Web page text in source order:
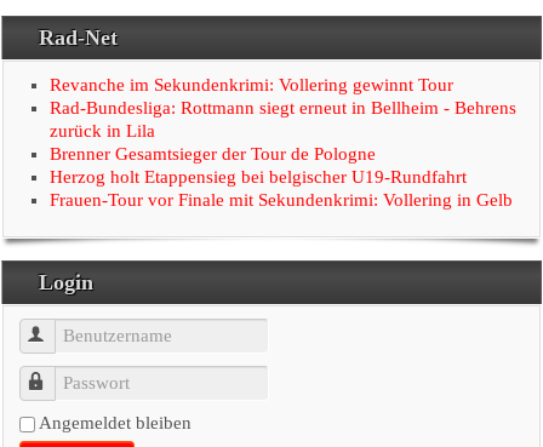
Der Verein
Rennsport
Linkseite
Presse
Rad-Net
Revanche im Sekundenkrimi: Vollering gewinnt Tour
Rad-Bundesliga: Rottmann siegt erneut in Bellheim - Behrens
zurück in Lila
Brenner Gesamtsieger der Tour de Pologne
Herzog holt Etappensieg bei belgischer U19-Rundfahrt
Frauen-Tour vor Finale mit Sekundenkrimi: Vollering in Gelb
Login
Benutzername
Passwort
Angemeldet bleiben